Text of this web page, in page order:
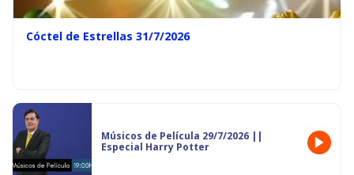
Cóctel de Estrellas 31/7/2026
Músicos de Película 29/7/2026 ||
Especial Harry Potter